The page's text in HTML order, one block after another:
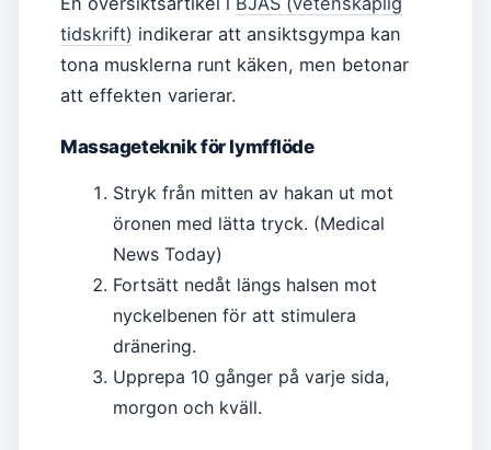
tidskrift) indikerar att ansiktsgympa kan
tona musklerna runt käken, men betonar
att effekten varierar.
Massageteknik för lymfflöde
Stryk från mitten av hakan ut mot
öronen med lätta tryck. (Medical
News Today)
Fortsätt nedåt längs halsen mot
nyckelbenen för att stimulera
dränering.
Upprepa 10 gånger på varje sida,
morgon och kväll.